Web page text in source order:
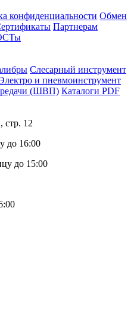
конфиденциальности Обмен
Партнерам
Слесарный инструмент
и пневмоинструмент
(ШВП) Каталоги PDF
стр. 12
до 16:00
до 15:00